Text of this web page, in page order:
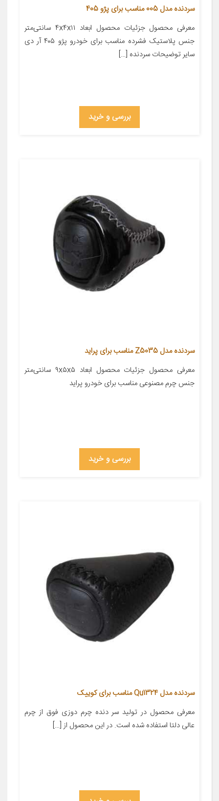
سردنده مدل 005 مناسب برای پژو 405
معرفی محصول جزئیات محصول ابعاد ۴x۴x۱۱ سانتی‌متر
جنس پلاستیک فشرده مناسب برای خودرو پژو ۴۰۵ آر دی
سایر توضیحات سردنده […]
بررسی و خرید
سردنده مدل Z5035 مناسب برای پراید
معرفی محصول جزئیات محصول ابعاد ۹x۵x۵ سانتی‌متر
جنس چرم مصنوعی مناسب برای خودرو پراید
بررسی و خرید
سردنده مدل Qu1324 مناسب برای کوییک
معرفی محصول در تولید سر دنده چرم دوزی فوق از چرم
عالی دلتا استفاده شده است. در این محصول از […]